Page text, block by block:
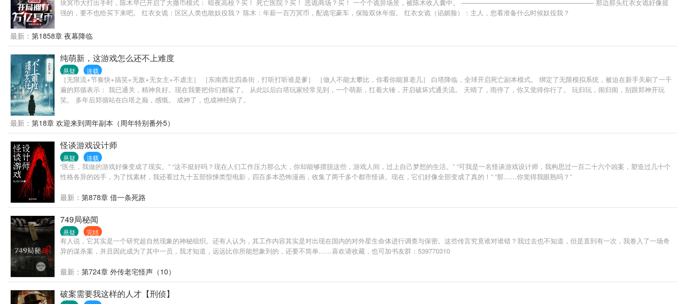
块冥币大打出手时，陈木早已开启了大撒币模式： 暗夜高校？买！ 死亡医院？买！ 恶诡商场？买！ 一个个诡异场景，被陈木收入囊中。 ———————————————————— 那边那头红衣女诡好像挺
强的，要不也给买下来吧。 红衣女诡：区区人类也敢奴役我？ 陈木：年薪一百万冥币，配诡宅豪车，保险双休年假。 红衣女诡（谄媚脸）：主人，您看准备什么时候奴役我？
则。
最新： 第1858章 夜幕降临
纯萌新，这游戏怎么还不上难度
悬疑 连载
［无限流+节奏快+搞笑+无敌+无女主+不虐主］ ［东南西北四条街，打听打听谁是爹］ ［做人不能太攀比，你看你能算老几］ 白塔降临，全球开启死亡副本模式。 绑定了无限模拟系统，被迫在新手关刷了一千
遍的郑循表示： 我已通关，精神良好。现在我要把你们都鲨了。 从此以后白塔玩家经常见到，一个萌新，扛着大锤，开启破坏式通关流。 天晴了，雨停了，你又觉得你行了。 玩归玩，闹归闹，别跟郑神开玩
笑。 多年后郑循站在白塔之巅，感慨。 成神了，也成神经病了。
最新： 第18章 欢迎来到周年副本（周年特别番外5）
怪谈游戏设计师
悬疑 连载
“医生，我做的游戏好像变成了现实。” “这不挺好吗？现在人们工作压力那么大，你却能够摆脱这些，游戏人间，过上自己梦想的生活。” “可我是一名怪谈游戏设计师，我构思过一百二十六个凶案，塑造过几十个
性格各异的凶手，为了找素材，我还看过九十五部惊悚类型电影，四百多本恐怖漫画，收集了两千多个都市怪谈。现在，它们好像全部变成了真的！” “那……你觉得我眼熟吗？”
最新： 第878章 借一条死路
749局秘闻
悬疑 完结
有人说，它其实是一个研究超自然现象的神秘组织。还有人认为，其工作内容其实是对出现在国内的对外星生命体进行调查与保密。这些传言究竟谁对谁错？我过去也不知道，但是直到有一次，我卷入了一场奇
异的谋杀案，并且因此成为了其中一员，我才知道，远远比你所能想象到的，还要不简单……喜欢请收藏，也可加书友群：539770310
最新： 第724章 外传老宅怪声（10）
破案需要我这样的人才【刑侦】